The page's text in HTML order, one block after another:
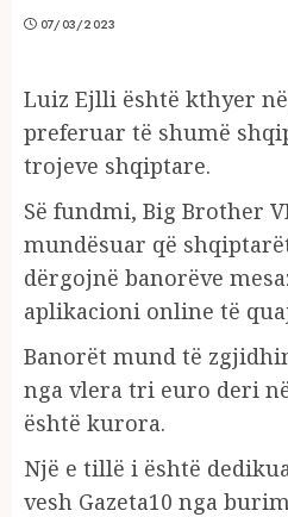
07/03/2023
Luiz Ejlli është kthyer
preferuar të shumë
trojeve shqiptare.
Së fundmi, Big Brother
mundësuar që
dërgojnë banorëve
aplikacioni online të
Banorët mund të
nga vlera tri euro deri
është kurora.
Një e tillë i është
vesh Gazeta10 nga